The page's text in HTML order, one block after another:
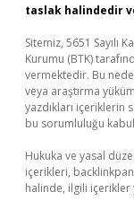
taslak halindedir
Sitemiz, 5651 Sayılı
Kurumu (BTK)
vermektedir. Bu
veya araştırma
yazdıkları içeriklerin
bu sorumluluğu
Hukuka ve yasal
içerikleri,
halinde, ilgili içerikler